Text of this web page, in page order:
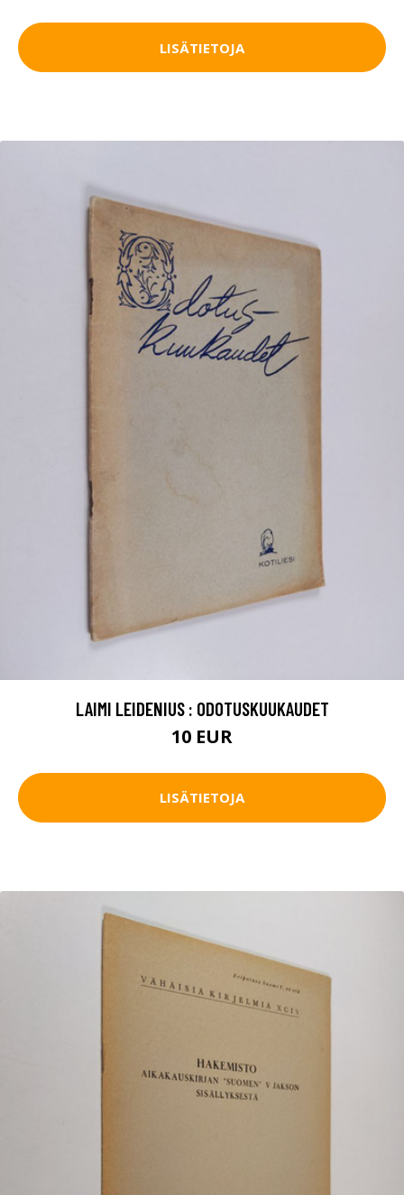
LISÄTIETOJA
LAIMI LEIDENIUS : ODOTUSKUUKAUDET
10 EUR
LISÄTIETOJA